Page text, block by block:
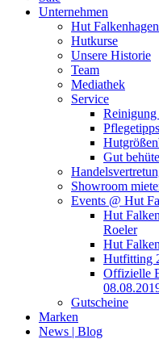
Unternehmen
Hut
Hutkurse
Unsere Historie
Team
Mediathek
Service
Pflegetipps
Gut
Showroom
Events @ Hut
Hut
Roeler
Hut
Hutfitting
Offizielle
Gutscheine
Marken
News | Blog